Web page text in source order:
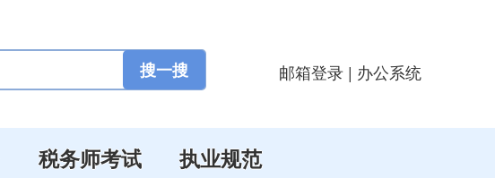
邮箱登录 | 办公系统
税务师考试 执业规范